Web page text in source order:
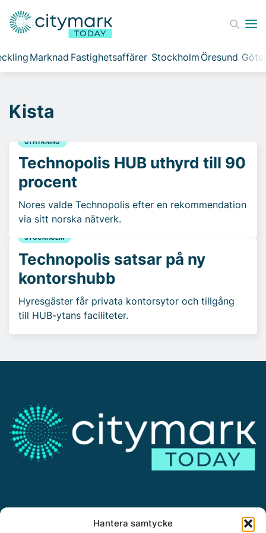
Hantera samtycke
Marknad Fastighetsaffärer Stockholm Öresund
Kista
UTHYRNING
Technopolis HUB uthyrd till 90
procent
Nores valde Technopolis efter en rekommendation
via sitt norska nätverk.
STOCKHOLM
Technopolis satsar på ny
kontorshubb
Hyresgäster får privata kontorsytor och tillgång
till HUB-ytans faciliteter.